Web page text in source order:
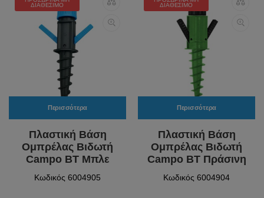
ΔΙΑΘΈΣΙΜΟ
Περισσότερα
Πλαστική Βάση
Ομπρέλας Βιδωτή
Campo BT Μπλε
Κωδικός 6004905
ΔΙΑΘΈΣΙΜΟ
Περισσότερα
Πλαστική Βάση
Ομπρέλας Βιδωτή
Campo BT Πράσινη
Κωδικός 6004904